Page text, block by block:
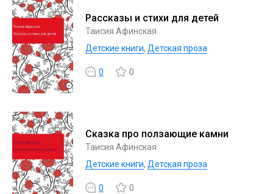
Рассказы и стихи для детей
Таисия Афинская
Детские книги, Детская проза
0 0
Сказка про ползающие камни
Таисия Афинская
Детские книги, Детская проза
0 0